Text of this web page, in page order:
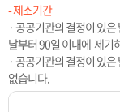
- 제소기간
· 공공기관의 결정이 있
날부터 90일 이내에 제기
· 공공기관의 결정이 있
없습니다.